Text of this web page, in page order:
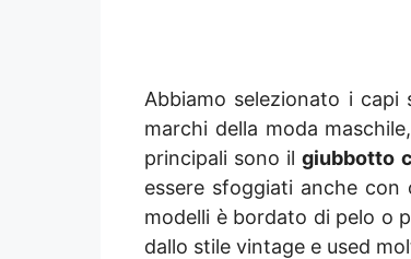
Abbiamo selezionato i
marchi della moda
principali sono ilgiubbotto
essere sfoggiati anche
modelli è bordato di pelo o
dallo stile vintage e used